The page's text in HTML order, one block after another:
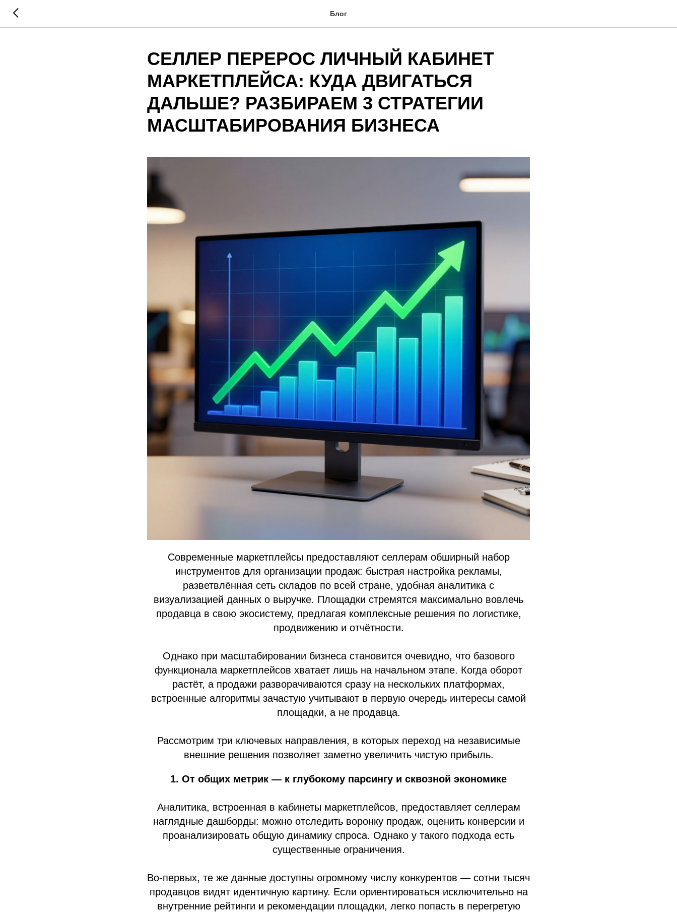
Блог
СЕЛЛЕР ПЕРЕРОС ЛИЧНЫЙ КАБИНЕТ
МАРКЕТПЛЕЙСА: КУДА ДВИГАТЬСЯ
ДАЛЬШЕ? РАЗБИРАЕМ 3 СТРАТЕГИИ
МАСШТАБИРОВАНИЯ БИЗНЕСА
Современные маркетплейсы предоставляют селлерам обширный набор
инструментов для организации продаж: быстрая настройка рекламы,
разветвлённая сеть складов по всей стране, удобная аналитика с
визуализацией данных о выручке. Площадки стремятся максимально вовлечь
продавца в свою экосистему, предлагая комплексные решения по логистике,
продвижению и отчётности.
Однако при масштабировании бизнеса становится очевидно, что базового
функционала маркетплейсов хватает лишь на начальном этапе. Когда оборот
растёт, а продажи разворачиваются сразу на нескольких платформах,
встроенные алгоритмы зачастую учитывают в первую очередь интересы самой
площадки, а не продавца.
Рассмотрим три ключевых направления, в которых переход на независимые
внешние решения позволяет заметно увеличить чистую прибыль.
1. От общих метрик — к глубокому парсингу и сквозной экономике
Аналитика, встроенная в кабинеты маркетплейсов, предоставляет селлерам
наглядные дашборды: можно отследить воронку продаж, оценить конверсии и
проанализировать общую динамику спроса. Однако у такого подхода есть
существенные ограничения.
Во‑первых, те же данные доступны огромному числу конкурентов — сотни тысяч
продавцов видят идентичную картину. Если ориентироваться исключительно на
внутренние рейтинги и рекомендации площадки, легко попасть в перегретую